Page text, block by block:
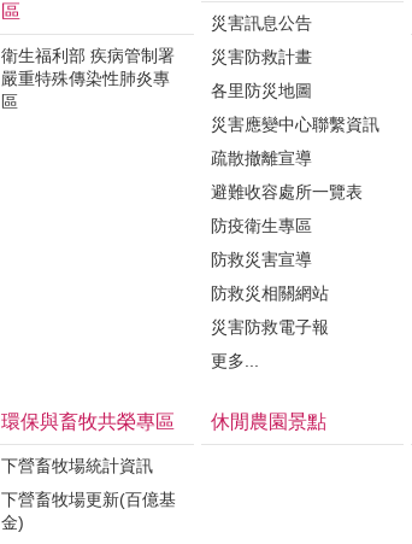
區
衛生福利部 疾病管制署
嚴重特殊傳染性肺炎專
區
災害訊息公告
災害防救計畫
各里防災地圖
災害應變中心聯繫資訊
疏散撤離宣導
避難收容處所一覽表
防疫衛生專區
防救災害宣導
防救災相關網站
災害防救電子報
更多...
環保與畜牧共榮專區
下營畜牧場統計資訊
下營畜牧場更新(百億基
金)
休閒農園景點